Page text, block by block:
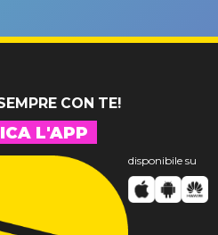
CON TE!
L'APP
disponibile su